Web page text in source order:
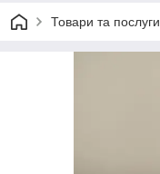
Товари та послуги